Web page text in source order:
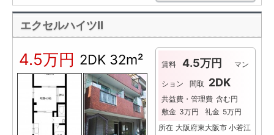
エクセルハイツⅡ
4.5万円 2DK 32m² 賃料 4.5万円 マン
ション 間取 2DK
共益費・管理費 含む円
敷金 3万円 礼金 5万円
所在 大阪府東大阪市 小若江